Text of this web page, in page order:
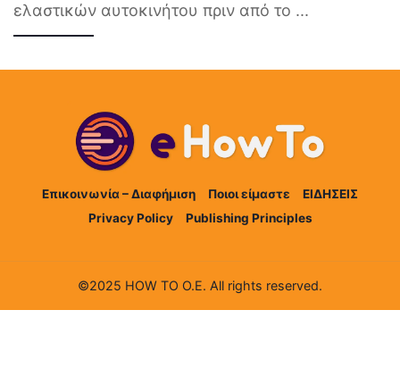
ελαστικών αυτοκινήτου πριν από το ...
Επικοινωνία – Διαφήμιση Ποιοι είμαστε
ΕΙΔΗΣΕΙΣ
Privacy Policy
Publishing Principles
©2025 HOW TO Ο.Ε. All rights reserved.